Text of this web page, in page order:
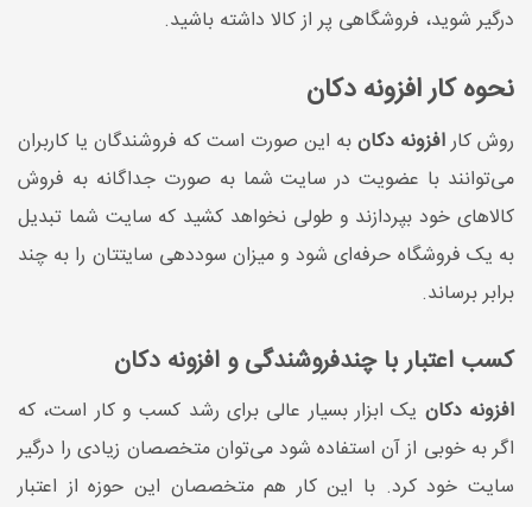
درگیر شوید، فروشگاهی پر از کالا داشته باشید.
نحوه کار افزونه دکان
روش کارافزونه دکانبه این صورت است که فروشندگان یا کاربران
می‌توانند با عضویت در سایت شما به صورت جداگانه به فروش
کالاهای خود بپردازند و طولی نخواهد کشید که سایت شما تبدیل
به یک فروشگاه حرفه‌ای شود و میزان سوددهی سایتتان را به چند
برابر برساند.
کسب اعتبار با چندفروشندگی و افزونه دکان
افزونه دکان یک ابزار بسیار عالی برای رشد کسب و کار است، که
اگر به خوبی از آن استفاده شود می‌توان متخصصان زیادی را درگیر
سایت خود کرد. با این کار هم متخصصان این حوزه از اعتبار